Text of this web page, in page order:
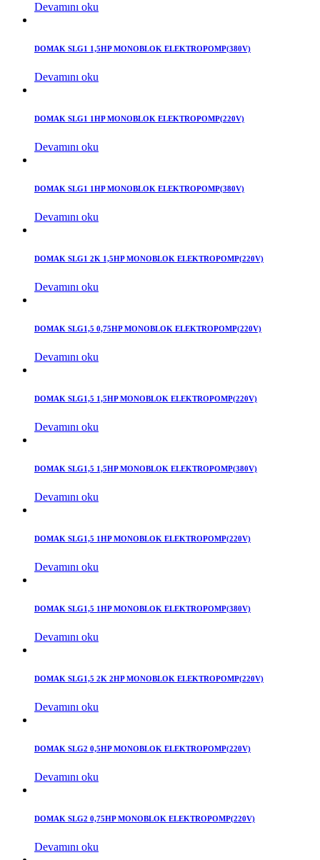
Devamını oku
DOMAK SLG1 1,5HP MONOBLOK ELEKTROPOMP(380V)
Devamını oku
DOMAK SLG1 1HP MONOBLOK ELEKTROPOMP(220V)
Devamını oku
DOMAK SLG1 1HP MONOBLOK ELEKTROPOMP(380V)
Devamını oku
DOMAK SLG1 2K 1,5HP MONOBLOK ELEKTROPOMP(220V)
Devamını oku
DOMAK SLG1,5 0,75HP MONOBLOK ELEKTROPOMP(220V)
Devamını oku
DOMAK SLG1,5 1,5HP MONOBLOK ELEKTROPOMP(220V)
Devamını oku
DOMAK SLG1,5 1,5HP MONOBLOK ELEKTROPOMP(380V)
Devamını oku
DOMAK SLG1,5 1HP MONOBLOK ELEKTROPOMP(220V)
Devamını oku
DOMAK SLG1,5 1HP MONOBLOK ELEKTROPOMP(380V)
Devamını oku
DOMAK SLG1,5 2K 2HP MONOBLOK ELEKTROPOMP(220V)
Devamını oku
DOMAK SLG2 0,5HP MONOBLOK ELEKTROPOMP(220V)
Devamını oku
DOMAK SLG2 0,75HP MONOBLOK ELEKTROPOMP(220V)
Devamını oku